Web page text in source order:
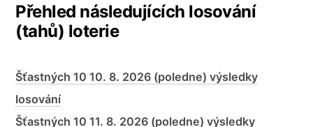
Přehled následujících losování
(tahů) loterie
Šťastných 10 10. 8. 2026 (poledne) výsledky
losování
Šťastných 10 11. 8. 2026 (poledne) výsledky